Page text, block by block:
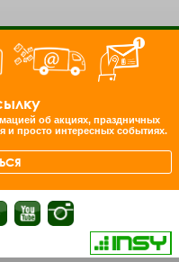
об акциях, праздничных
и просто интересных событиях.